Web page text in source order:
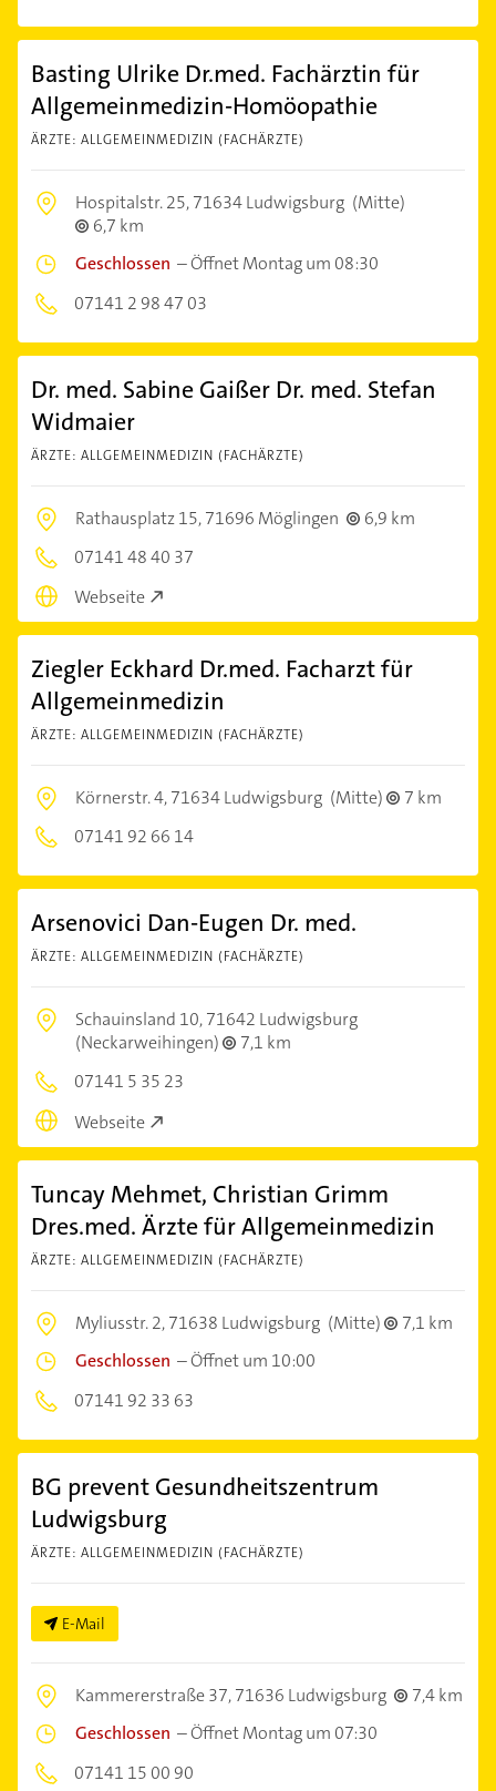
Basting Ulrike Dr.med. Fachärztin für
Allgemeinmedizin-Homöopathie
ÄRZTE: ALLGEMEINMEDIZIN (FACHÄRZTE)
Hospitalstr. 25,71634 Ludwigsburg (Mitte)
6,7 km
Geschlossen –Öffnet Montag um 08:30
07141 2 98 47 03
Dr. med. Sabine Gaißer Dr. med. Stefan
Widmaier
ÄRZTE: ALLGEMEINMEDIZIN (FACHÄRZTE)
Rathausplatz 15,71696 Möglingen
6,9 km
07141 48 40 37
Webseite
Ziegler Eckhard Dr.med. Facharzt für
Allgemeinmedizin
ÄRZTE: ALLGEMEINMEDIZIN (FACHÄRZTE)
Körnerstr. 4,71634 Ludwigsburg (Mitte)
7 km
07141 92 66 14
Arsenovici Dan-Eugen Dr. med.
ÄRZTE: ALLGEMEINMEDIZIN (FACHÄRZTE)
Schauinsland 10,71642 Ludwigsburg
(Neckarweihingen)
7,1 km
07141 5 35 23
Webseite
Tuncay Mehmet, Christian Grimm
Dres.med. Ärzte für Allgemeinmedizin
ÄRZTE: ALLGEMEINMEDIZIN (FACHÄRZTE)
Myliusstr. 2,71638 Ludwigsburg (Mitte)
7,1 km
Geschlossen –Öffnet um 10:00
07141 92 33 63
BG prevent Gesundheitszentrum
Ludwigsburg
ÄRZTE: ALLGEMEINMEDIZIN (FACHÄRZTE)
E-Mail
Kammererstraße 37,71636 Ludwigsburg
7,4 km
Geschlossen –Öffnet Montag um 07:30
07141 15 00 90